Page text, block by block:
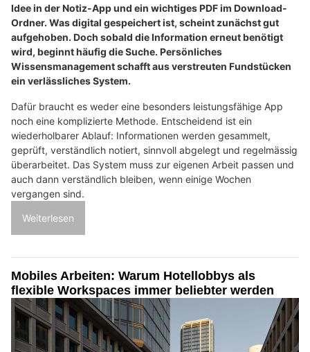
Idee in der Notiz-App und ein wichtiges PDF im Download-
Ordner. Was digital gespeichert ist, scheint zunächst gut
aufgehoben. Doch sobald die Information erneut benötigt
wird, beginnt häufig die Suche. Persönliches
Wissensmanagement schafft aus verstreuten Fundstücken
ein verlässliches System.
Dafür braucht es weder eine besonders leistungsfähige App
noch eine komplizierte Methode. Entscheidend ist ein
wiederholbarer Ablauf: Informationen werden gesammelt,
geprüft, verständlich notiert, sinnvoll abgelegt und regelmässig
überarbeitet. Das System muss zur eigenen Arbeit passen und
auch dann verständlich bleiben, wenn einige Wochen
vergangen sind.
Weiterlesen
Mobiles Arbeiten: Warum Hotellobbys als
flexible Workspaces immer beliebter werden